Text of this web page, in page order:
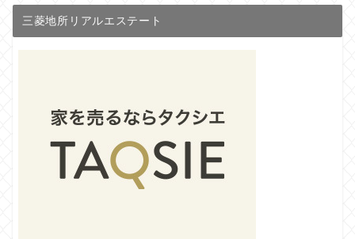
三菱地所リアルエステート